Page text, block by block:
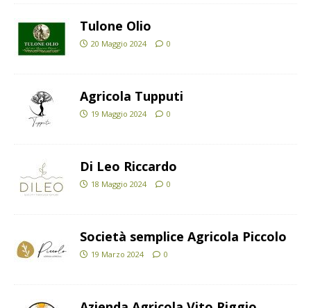
Tulone Olio
20 Maggio 2024 0
Agricola Tupputi
19 Maggio 2024 0
Di Leo Riccardo
18 Maggio 2024 0
Società semplice Agricola Piccolo
19 Marzo 2024 0